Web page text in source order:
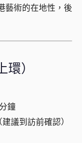
藝術的在地性，後
環）
鐘
議到訪前確認）